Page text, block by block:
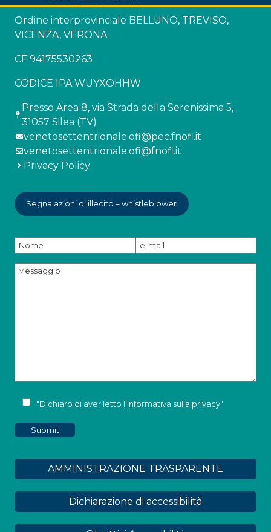
Ordine interprovinciale BELLUNO, TREVISO,
VICENZA, VERONA
CF 94175530263
CODICE IPA WUYXOHHW
Presso Area 8, via Strada della Serenissima 5,
31057 Silea (TV)
venetosettentrionale.ofi@pec.fnofi.it
venetosettentrionale.ofi@fnofi.it
Privacy Policy
Segnalazioni di illecito – whistleblower
"Dichiaro di aver letto l'informativa sulla privacy"
AMMINISTRAZIONE TRASPARENTE
Dichiarazione di accessibilità